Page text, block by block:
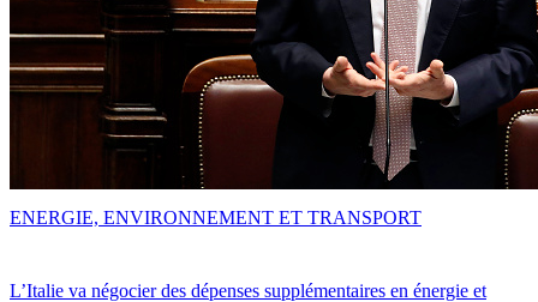
L’Italie va négocier des dépenses supplémentaires en énergie et
ENERGIE, ENVIRONNEMENT ET TRANSPORT